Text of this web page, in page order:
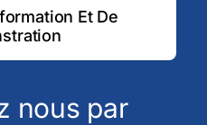
Et De
nous par